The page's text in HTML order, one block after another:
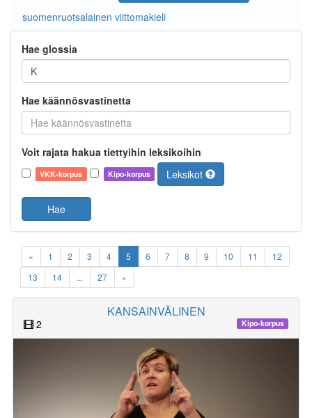
suomenruotsalainen viittomakieli
Hae glossia
Hae käännösvastinetta
Voit rajata hakua tiettyihin leksikoihin
VKK-korpus Kipo-korpus Leksikot
Hae
« 1 2 3 4 5 6 7 8 9 10 11
12
13
14 ... 27 »
KANSAINVÄLINEN
2 Kipo-korpus